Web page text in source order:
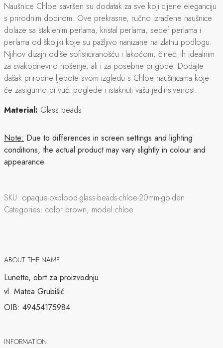
Naušnice Chloe savršen su dodatak za sve koji cijene eleganciju
s prirodnim dodirom. Ove prekrasne, ručno izrađene naušnice
dolaze sa staklenim perlama, kristal perlama, sedef perlama i
perlama od školjki koje su pažljivo nanizane na zlatnu podlogu.
Njihov dizajn odiše sofisticiranošću i lakoćom, čineći ih idealnim
za svakodnevno nošenje, ali i za posebne prigode. Dodajte
dašak prirodne ljepote svom izgledu s Chloe naušnicama koje
će zasigurno privući poglede i istaknuti vašu jedinstvenost.
Material: Glass beads
Note: Due to differences in screen settings and lighting
conditions, the actual product may vary slightly in colour and
appearance.
SKU: opaque-oxblood-glass-beads-chloe-20mm-golden
Categories: color:brown, model:chloe
ABOUT THE NAME
Lunette, obrt za proizvodnju
vl. Matea Grubišić
OIB: 49454175984
INFORMATION